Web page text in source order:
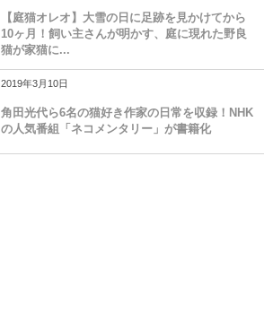
【庭猫オレオ】大雪の日に足跡を見かけてから
10ヶ月！飼い主さんが明かす、庭に現れた野良
猫が家猫に...
2019年3月10日
角田光代ら6名の猫好き作家の日常を収録！NHK
の人気番組「ネコメンタリー」が書籍化